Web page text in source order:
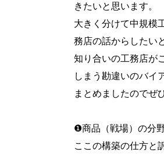
きたいと思います。
大きく分けて中規模
務店の話からしたい
知り合いの工務店が
しまう勘違いのバイ
まとめましたのでぜ
❶商品（戦場）の分
ここの構築の仕方と